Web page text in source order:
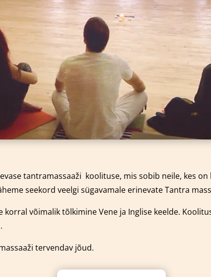
tantramassaaži koolituse, mis sobib neile, kes
seekord veelgi sügavamale erinevate Tantra
võimalik tõlkimine Vene ja Inglise keelde.
tervendav jõud.